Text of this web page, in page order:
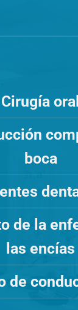
Cirugía oral
boca
de la
las encías
de